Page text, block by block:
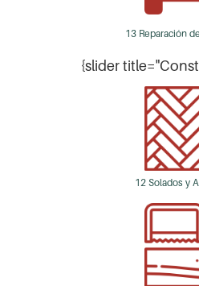
13 Reparación
{slider
12 Solados y